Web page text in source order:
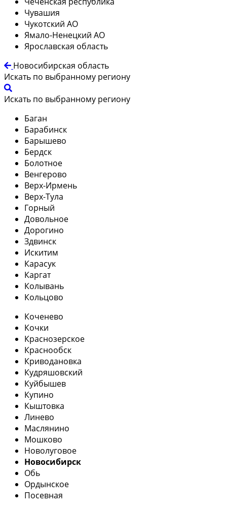
Чувашия
Чукотский АО
Ямало-Ненецкий АО
Ярославская область
Новосибирская область
Искать по выбранному региону
Искать по выбранному региону
Баган
Барабинск
Барышево
Бердск
Болотное
Венгерово
Верх-Ирмень
Верх-Тула
Горный
Довольное
Дорогино
Здвинск
Искитим
Карасук
Каргат
Колывань
Кольцово
Коченево
Кочки
Краснозерское
Краснообск
Криводановка
Кудряшовский
Куйбышев
Купино
Кыштовка
Линево
Маслянино
Мошково
Новолуговое
Новосибирск
Обь
Ордынское
Посевная